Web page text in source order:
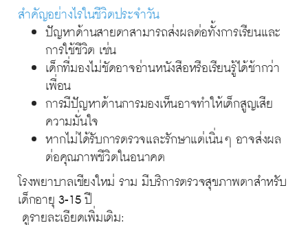
สำคัญอย่างไรในชีวิตประจำวัน
ปัญหาด้านสายตาสามารถส่งผลต่อทั้งการเรียนและ
การใช้ชีวิต เช่น
เด็กที่มองไม่ชัดอาจอ่านหนังสือหรือเรียนรู้ได้ช้ากว่า
เพื่อน
การมีปัญหาด้านการมองเห็นอาจทำให้เด็กสูญเสีย
ความมั่นใจ
หากไม่ได้รับการตรวจและรักษาแต่เนิ่นๆ อาจส่งผล
ต่อคุณภาพชีวิตในอนาคต
โรงพยาบาลเชียงใหม่ ราม มีบริการตรวจสุขภาพตาสำหรับ
เด็กอายุ 3-15 ปี
ดูรายละเอียดเพิ่มเติม: